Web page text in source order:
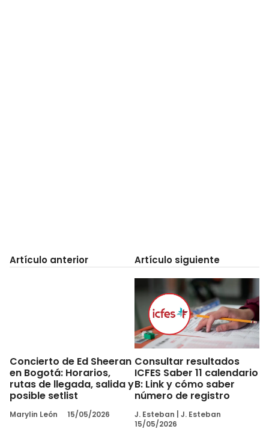
Artículo anterior
Concierto de Ed Sheeran
en Bogotá: Horarios,
rutas de llegada, salida y
posible setlist
Marylin León 15/05/2026
Artículo siguiente
Consultar resultados
ICFES Saber 11 calendario
B: Link y cómo saber
número de registro
J. Esteban
J. Esteban
15/05/2026